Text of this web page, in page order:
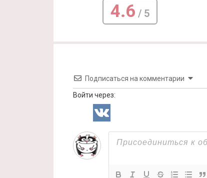
4.6 / 5
Подписаться на комментарии
Войти через: